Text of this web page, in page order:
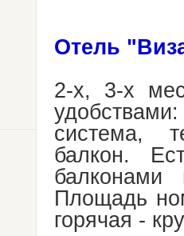
Отель
2-х, 3-х
система,
балкон.
Площадь
горячая -